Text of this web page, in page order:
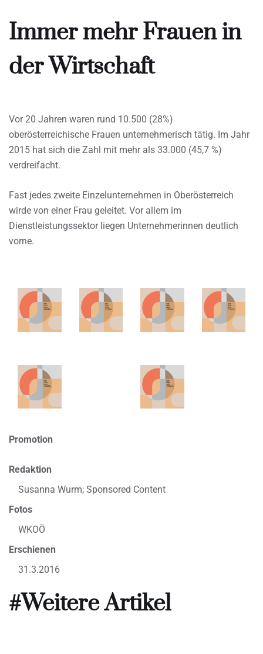
Immer mehr Frauen in
der Wirtschaft
Vor 20 Jahren waren rund 10.500 (28%)
oberösterreichische Frauen unternehmerisch tätig. Im Jahr
2015 hat sich die Zahl mit mehr als 33.000 (45,7 %)
verdreifacht.
Fast jedes zweite Einzelunternehmen in Oberösterreich
wirde von einer Frau geleitet. Vor allem im
Dienstleistungssektor liegen Unternehmerinnen deutlich
vorne.
Promotion
Redaktion
Susanna Wurm; Sponsored Content
Fotos
WKOÖ
Erschienen
31.3.2016
#Weitere Artikel